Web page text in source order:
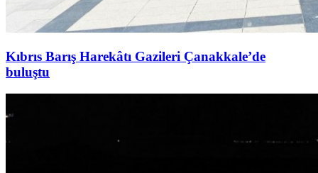
Kıbrıs Barış Harekâtı Gazileri Çanakkale’de
buluştu